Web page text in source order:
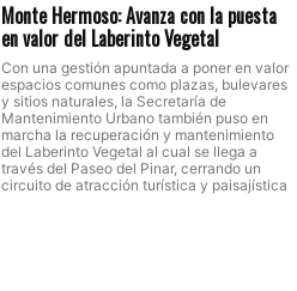
Monte Hermoso: Avanza con la puesta
en valor del Laberinto Vegetal
Con una gestión apuntada a poner en valor
espacios comunes como plazas, bulevares
y sitios naturales, la Secretaría de
Mantenimiento Urbano también puso en
marcha la recuperación y mantenimiento
del Laberinto Vegetal al cual se llega a
través del Paseo del Pinar, cerrando un
circuito de atracción turística y paisajística